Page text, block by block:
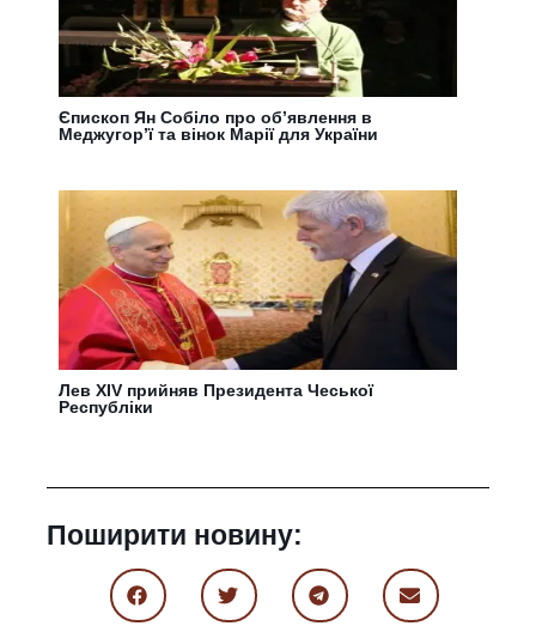
Єпископ Ян Собіло про об’явлення в
Меджугор’ї та вінок Марії для України
Лев XIV прийняв Президента Чеської
Республіки
Поширити новину: